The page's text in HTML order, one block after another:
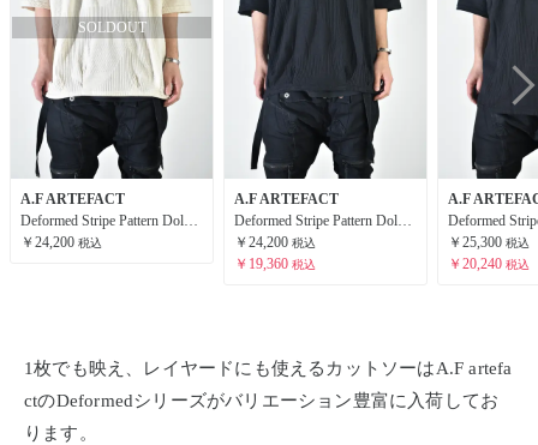
A.F ARTEFACT
Deformed Stripe Pattern Dolman Tee "Cream" /ディフォルメドストライプパターンドルマンTee"クリーム"
￥24,200 税込
A.F ARTEFACT
Deformed Stripe Pattern Dolman Tee "Black " /ディフォルメドストライプパターンドルマンTee"ブラック"
￥24,200 税込
￥19,360 税込
A.F
￥25,300 税込
￥20,240 税込
1枚でも映え、レイヤードにも使えるカットソーはA.F artefa
ctのDeformedシリーズがバリエーション豊富に入荷してお
ります。